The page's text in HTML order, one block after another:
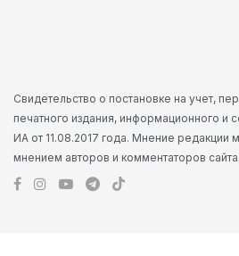
Свидетельство о постановке на учет,
печатного издания, информационного и
ИА от 11.08.2017 года. Мнение редакции
мнением авторов и комментаторов сайта.